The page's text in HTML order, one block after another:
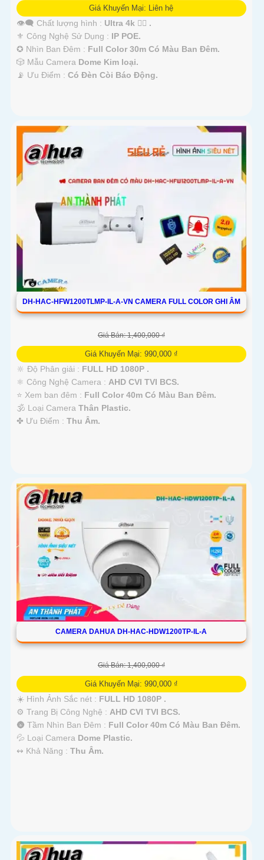
Giá Khuyến Mại: Liên hệ
👁️‍🗨 Chất lượng hình : Ultra 4k 👍🏾 .
⚜️ Công Nghệ Sử Dụng : IP POE.
✪ Nhìn Ban Đêm : Full Color 30m Có Màu Ban Ðêm.
🎲 Mẫu Camera Dome Kim loại.
️📡 Ưu Điểm : Có Ðèn Còi Báo Động.
DH-HAC-HFW1200TLMP-IL-A-VN CAMERA FULL COLOR GHI ÂM
Giá Bán: 1,400,000 ₫
Giá Khuyến Mại: 990,000 ₫
🔆 Độ Phân giải : FULL HD 1080P .
⚛️ Công Nghệ Camera : AHD CVI TVI BCS.
⭐ Xem ban đêm : Full Color 40m Có Màu Ban Ðêm.
🕉️ Loại Camera Thân Plastic.
️✤ Ưu Điểm : Thu Âm.
CAMERA DAHUA DH-HAC-HDW1200TP-IL-A
Giá Bán: 1,400,000 ₫
Giá Khuyến Mại: 990,000 ₫
☀️ Hình Ảnh Sắc nét : FULL HD 1080P .
⚙ Trang Bị Công Nghệ : AHD CVI TVI BCS.
🌚 Tầm Nhìn Ban Đêm : Full Color 40m Có Màu Ban Đêm.
💦 Loại Camera Dome Plastic.
️↭ Khả Năng : Thu Âm.